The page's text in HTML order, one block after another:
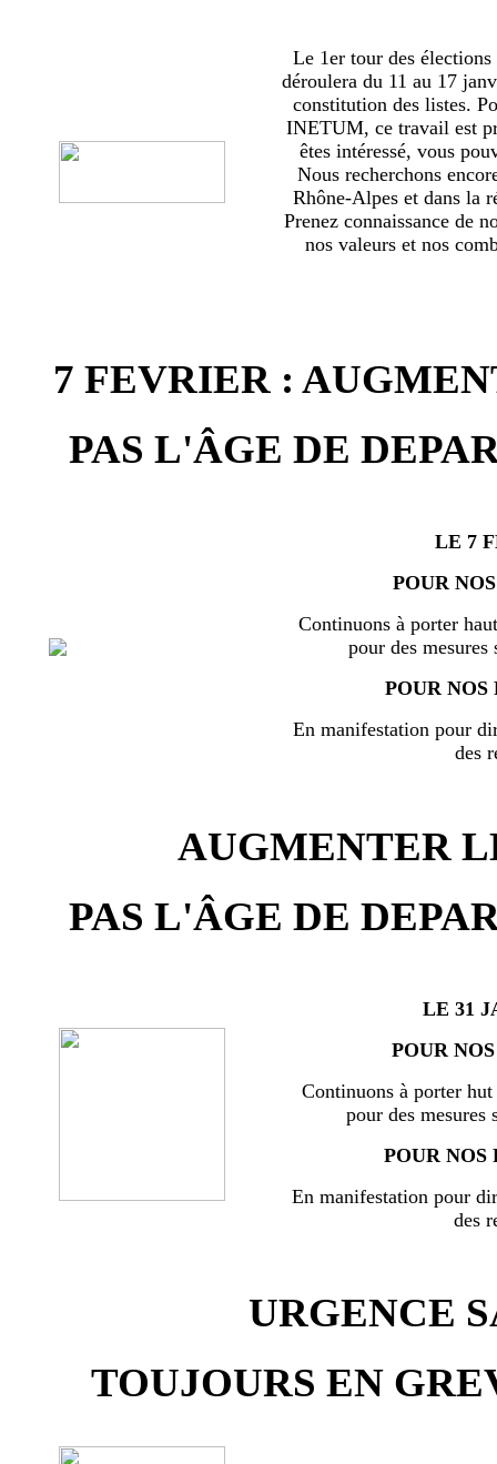
Le 1er tour des
déroulera du 11 au 17
constitution des listes.
INETUM, ce travail est
êtes intéressé, vous
Nous recherchons
Rhône-Alpes et dans la
Prenez connaissance de
nos valeurs et nos
7 FEVRIER :
PAS L'ÂGE DE
LE 7
POUR
Continuons à porter
pour des
POUR
En manifestation pour
des
AUGMENTER
PAS L'ÂGE DE
LE 31
POUR
Continuons à porter
pour des mesures
POUR NOS
En manifestation pour
des
URGENCE
TOUJOURS EN